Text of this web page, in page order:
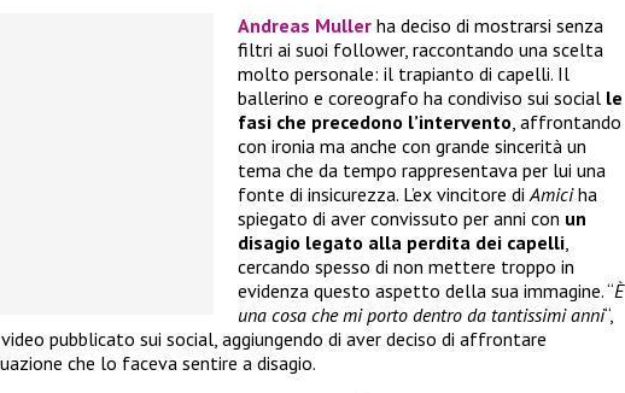
Andreas Muller ha deciso di mostrarsi senza
filtri ai suoi follower, raccontando una scelta
molto personale: il trapianto di capelli. Il
ballerino e coreografo ha condiviso sui social le
fasi che precedono l’intervento, affrontando
con ironia ma anche con grande sincerità un
tema che da tempo rappresentava per lui una
fonte di insicurezza. L’ex vincitore diAmiciha
spiegato di aver convissuto per anni con un
disagio legato alla perdita dei capelli,
cercando spesso di non mettere troppo in
evidenza questo aspetto della sua immagine. “È
una cosa che mi porto dentro da tantissimi anni“,
pubblicato sui social, aggiungendo di aver deciso di affrontare
che lo faceva sentire a disagio.